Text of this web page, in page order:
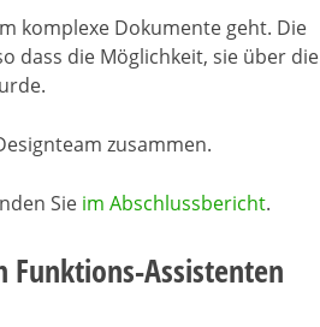
komplexe Dokumente geht. Die
dass die Möglichkeit, sie über die
zusammen.
Sie im Abschlussbericht.
Funktions-Assistenten